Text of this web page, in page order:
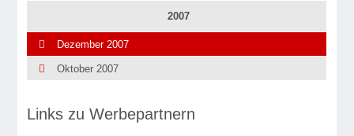
2007
Dezember 2007
Oktober 2007
Links zu Werbepartnern